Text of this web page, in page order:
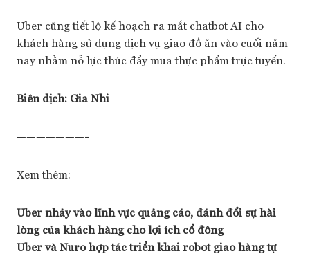
Uber cũng tiết lộ kế hoạch ra mắt chatbot AI cho
khách hàng sử dụng dịch vụ giao đồ ăn vào cuối năm
nay nhằm nỗ lực thúc đẩy mua thực phẩm trực tuyến.
Biên dịch: Gia Nhi
———————-
Xem thêm:
Uber nhảy vào lĩnh vực quảng cáo, đánh đổi sự hài
lòng của khách hàng cho lợi ích cổ đông
Uber và Nuro hợp tác triển khai robot giao hàng tự